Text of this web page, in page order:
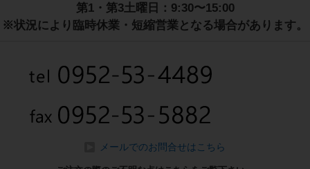
第1・第3土曜日：9:30〜15:00
※状況により臨時休業・短縮営業となる場合があります。
メールでのお問合せはこちら